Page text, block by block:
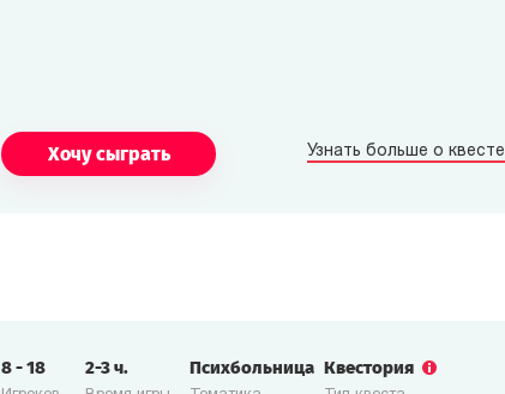
Хочу сыграть Узнать больше о квесте
8-18 2-3ч. Психбольница Квестория